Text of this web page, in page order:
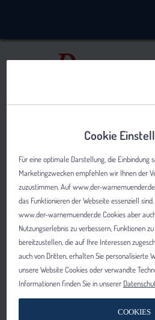
Cookie
Für eine optimale Darstellung, die Einbindung
Marketingzwecken empfehlen wir Ihnen der
zuzustimmen. Auf www.der-
das Funktionieren der Webseite essenziell
www.der-warnemuender.de Cookies aber
Nutzungserlebnis zu verbessern, Funktionen
bereitzustellen, die auf Ihre Interessen
auch von Dritten, erhalten Sie personalisierte
unsere Website Cookies oder verwandte
Informationen finden Sie in unserer
COOKIES